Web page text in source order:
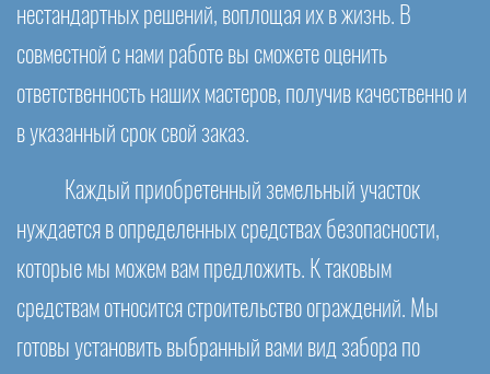
нестандартных решений, воплощая их в жизнь. В
совместной с нами работе вы сможете оценить
ответственность наших мастеров, получив качественно и
в указанный срок свой заказ.
Каждый приобретенный земельный участок
нуждается в определенных средствах безопасности,
которые мы можем вам предложить. К таковым
средствам относится строительство ограждений. Мы
готовы установить выбранный вами вид забора по